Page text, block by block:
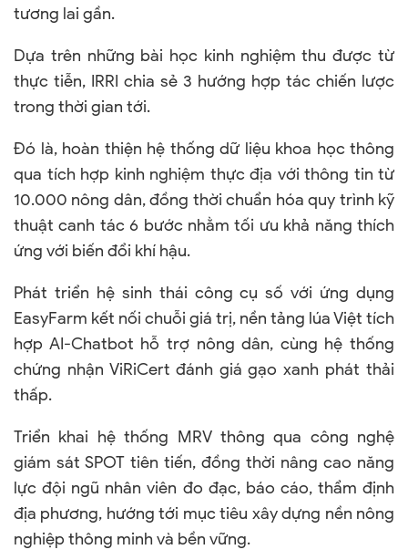
tương lai gần.
Dựa trên những bài học kinh nghiệm thu được từ
thực tiễn, IRRI chia sẻ 3 hướng hợp tác chiến lược
trong thời gian tới.
Đó là, hoàn thiện hệ thống dữ liệu khoa học thông
qua tích hợp kinh nghiệm thực địa với thông tin từ
10.000 nông dân, đồng thời chuẩn hóa quy trình kỹ
thuật canh tác 6 bước nhằm tối ưu khả năng thích
ứng với biến đổi khí hậu.
Phát triển hệ sinh thái công cụ số với ứng dụng
EasyFarm kết nối chuỗi giá trị, nền tảng lúa Việt tích
hợp AI-Chatbot hỗ trợ nông dân, cùng hệ thống
chứng nhận ViRiCert đánh giá gạo xanh phát thải
thấp.
Triển khai hệ thống MRV thông qua công nghệ
giám sát SPOT tiên tiến, đồng thời nâng cao năng
lực đội ngũ nhân viên đo đạc, báo cáo, thẩm định
địa phương, hướng tới mục tiêu xây dựng nền nông
nghiệp thông minh và bền vững.